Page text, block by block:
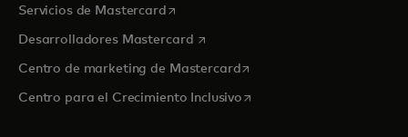
Servicios de Mastercardse abre en una pestaña nueva
Desarrolladores Mastercard se abre en una pestaña nueva
Centro de marketing de Mastercardse abre en una pestaña
Centro para el Crecimiento Inclusivose abre en una pestaña